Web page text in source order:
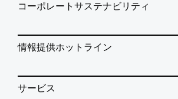
コーポレートサステナビリティ
情報提供ホットライン
サービス